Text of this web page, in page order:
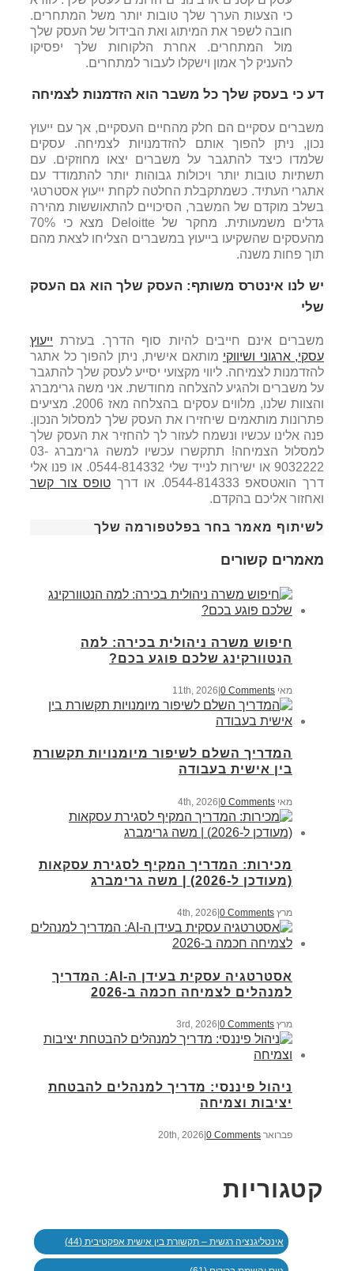
כי הצעות הערך שלך טובות יותר משל המתחרים.
חובה לשפר את המיתוג ואת הבידול של העסק שלך
מול המתחרים. אחרת הלקוחות שלך יפסיקו
להעניק לך אמון וישקלו לעבור למתחרים.
דע כי בעסק שלך כל משבר הוא הזדמנות לצמיחה
משברים עסקיים הם חלק מהחיים העסקיים, אך עם ייעוץ
נכון, ניתן להפוך אותם להזדמנויות לצמיחה. עסקים
שלמדו כיצד להתגבר על משברים יצאו מחוזקים. עם
תשתיות טובות יותר ויכולות גבוהות יותר להתמודד עם
אתגרי העתיד. כשמתקבלת החלטה לקחת ייעוץ אסטרטגי
בשלב מוקדם של המשבר, הסיכויים להתאוששות מהירה
גדלים משמעותית. מחקר של Deloitte
מצא כי 70%
מהעסקים שהשקיעו בייעוץ במשברים הצליחו לצאת מהם
תוך פחות משנה.
יש לנו אינטרס משותף: העסק שלך הוא גם העסק
שלי
משברים אינם חייבים להיות סוף הדרך. בעזרת ייעוץ
עסקי, ארגוני ושיווקי מותאם אישית, ניתן להפוך כל אתגר
להזדמנות לצמיחה. ליווי מקצועי יסייע לעסק שלך להתגבר
על משברים ולהגיע להצלחה מחודשת. אני משה גרימברג
והצוות שלנו, מלווים עסקים בהצלחה מאז 2006. מציעים
פתרונות מותאמים שיחזירו את העסק שלך למסלול הנכון.
פנה אלינו עכשיו ונשמח לעזור לך להחזיר את העסק שלך
למסלול הצמיחה!
תתקשרו עכשיו למשה גרימברג 03-
9032222 או ישירות לנייד שלי 0544-814332.
או פנו אלי
דרך הואטסאפ 0544-814333. או דרך
טופס צור קשר
ואחזור אליכם בהקדם.
לשיתוף מאמר בחר בפלטפורמה שלך
מאמרים קשורים
חיפוש משרה ניהולית בכירה: למה
הנטוורקינג שלכם פוגע בכם?
מאי 11th, 2026 0 Comments
המדריך השלם לשיפור מיומנויות תקשורת
בין אישית בעבודה
מאי 4th, 2026 |0 Comments
מכירות: המדריך המקיף לסגירת עסקאות
(מעודכן ל-2026) | משה גרימברג
מרץ 4th, 2026 0 Comments
אסטרטגיה עסקית בעידן ה-AI: המדריך
למנהלים לצמיחה חכמה ב-2026
מרץ 3rd, 2026 |0 Comments
ניהול פיננסי: מדריך למנהלים להבטחת
יציבות וצמיחה
פברואר 20th, 2026 0 Comments
קטגוריות
אינטליגנציה רגשית – תקשורת בין אישית אפקטיבית (44)